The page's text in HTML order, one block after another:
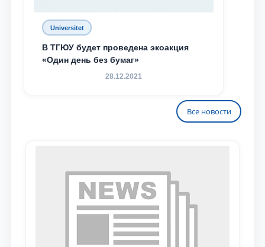
Universitet
В ТГЮУ будет проведена экоакция
«Один день без бумаг»
28.12.2021
Все новости